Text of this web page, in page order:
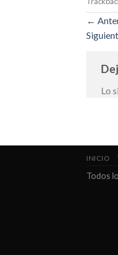
←
Lo
INICIO
Todos